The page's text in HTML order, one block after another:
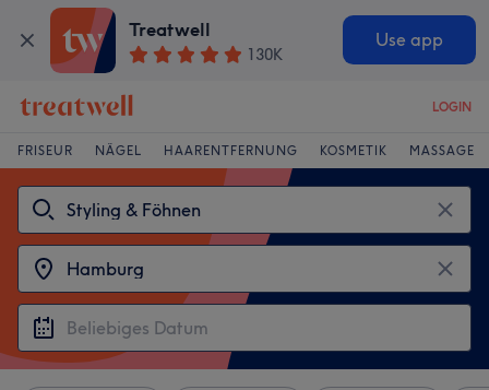
Treatwell
130K
Use app
LOGIN
FRISEUR NÄGEL HAARENTFERNUNG KOSMETIK MASSAGE